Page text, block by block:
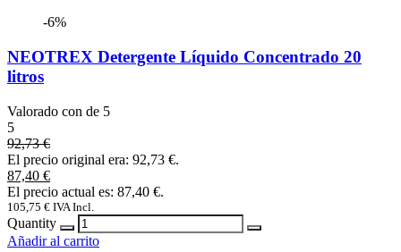
-6%
NEOTREX Detergente Líquido Concentrado 20
litros
Valorado con de 5
5
92,73€
El precio original era: 92,73 €.
87,40 €
El precio actual es: 87,40 €.
105,75 € IVA Incl.
Quantity
Añadir al carrito